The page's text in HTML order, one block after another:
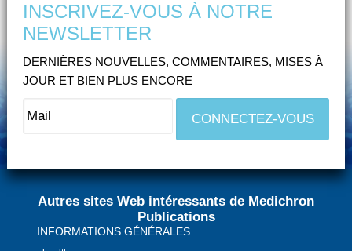
INSCRIVEZ-VOUS À NOTRE
NEWSLETTER
DERNIÈRES NOUVELLES, COMMENTAIRES, MISES À
JOUR ET BIEN PLUS ENCORE
Autres sites Web intéressants de Medichron
Publications
INFORMATIONS GÉNÉRALES